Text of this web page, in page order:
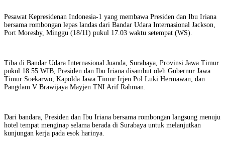
Pesawat Kepresidenan Indonesia-1 yang membawa Presiden dan Ibu Iriana
bersama rombongan lepas landas dari Bandar Udara Internasional Jackson,
Port Moresby, Minggu (18/11) pukul 17.03 waktu setempat (WS).
Tiba di Bandar Udara Internasional Juanda, Surabaya, Provinsi Jawa Timur
pukul 18.55 WIB, Presiden dan Ibu Iriana disambut oleh Gubernur Jawa
Timur Soekarwo, Kapolda Jawa Timur Irjen Pol Luki Hermawan, dan
Pangdam V Brawijaya Mayjen TNI Arif Rahman.
Dari bandara, Presiden dan Ibu Iriana bersama rombongan langsung menuju
hotel tempat menginap selama berada di Surabaya untuk melanjutkan
kunjungan kerja pada esok harinya.